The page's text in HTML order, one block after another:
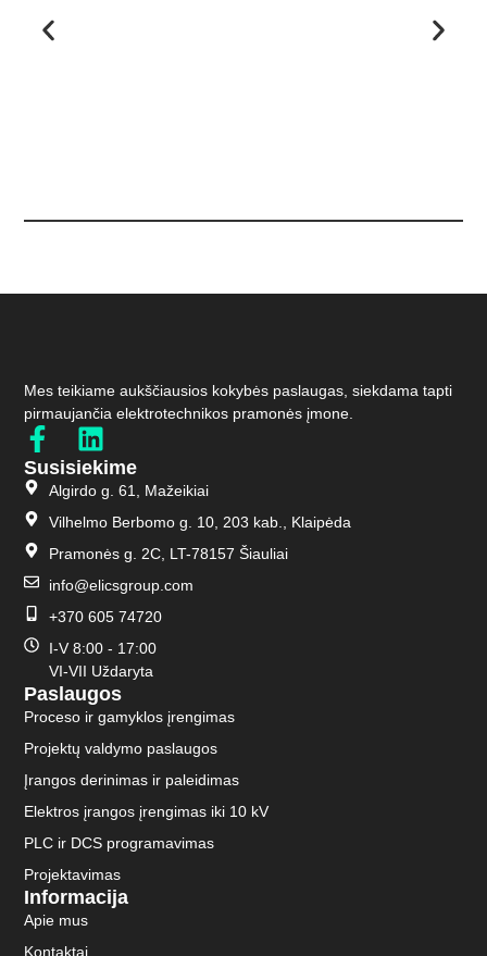
Mes teikiame aukščiausios kokybės paslaugas, siekdama tapti
pirmaujančia elektrotechnikos pramonės įmone.
Paslaugos
Proceso ir gamyklos įrengimas
Projektų valdymo paslaugos
Įrangos derinimas ir paleidimas
Elektros įrangos įrengimas iki 10 kV
PLC ir DCS programavimas
Projektavimas
Informacija
Apie mus
Kontaktai
Susisiekime
Algirdo g. 61, Mažeikiai
Vilhelmo Berbomo g. 10, 203 kab., Klaipėda
Pramonės g. 2C, LT-78157 Šiauliai
info@elicsgroup.com
+370 605 74720
I-V 8:00 - 17:00
VI-VII Uždaryta